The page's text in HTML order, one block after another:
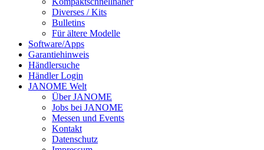
Diverses / Kits
Bulletins
Für ältere Modelle
Software/Apps
Garantiehinweis
Händlersuche
Händler Login
JANOME Welt
Über JANOME
Jobs bei JANOME
Messen und Events
Kontakt
Datenschutz